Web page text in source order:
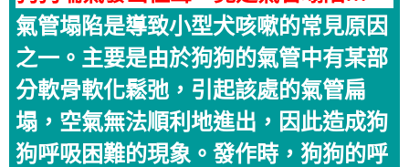
氣管塌陷是導致小型犬咳嗽的常見原因
之一。主要是由於狗狗的氣管中有某部
分軟骨軟化鬆弛，引起該處的氣管扁
塌，空氣無法順利地進出，因此造成狗
狗呼吸困難的現象。發作時，狗狗的呼